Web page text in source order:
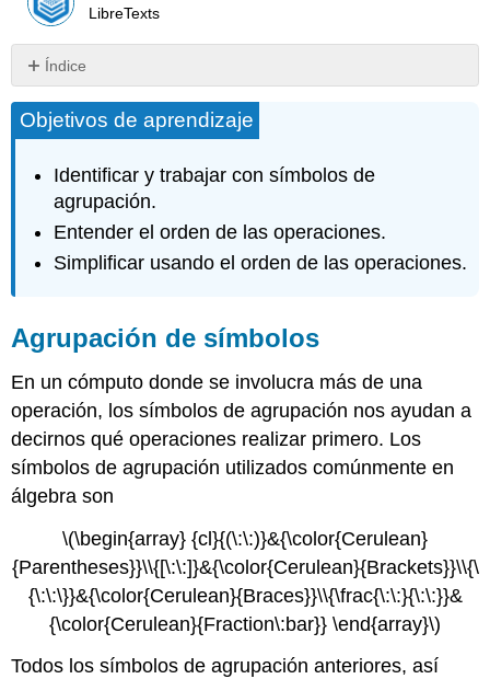
LibreTexts
Índice
de
símbolos
Orden
de
Operaciones
Claves
para
Objetivos de aprendizaje
Identificar y trabajar con símbolos de
agrupación.
Entender el orden de las operaciones.
Simplificar usando el orden de las operaciones.
Agrupación de símbolos
En un cómputo donde se involucra más de una
operación, los símbolos de agrupación nos ayudan a
decirnos qué operaciones realizar primero. Los
símbolos de agrupación utilizados comúnmente en
álgebra son
\(\begin{array} {cl}{(\:\:)}&{\color{Cerulean}
{Parentheses}}\\{[\:\:]}&{\color{Cerulean}{Brackets}}\\{\
{\:\:\}}&{\color{Cerulean}{Braces}}\\{\frac{\:\:}{\:\:}}&
{\color{Cerulean}{Fraction\:bar}} \end{array}\)
Todos los símbolos de agrupación anteriores, así